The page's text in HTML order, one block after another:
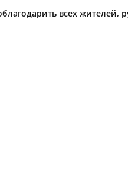
всех жителей,